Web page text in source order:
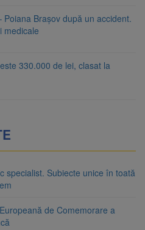
Brașov după un accident.
medicale
330.000 de lei, clasat la
specialist. Subiecte unice în toată
de Comemorare a